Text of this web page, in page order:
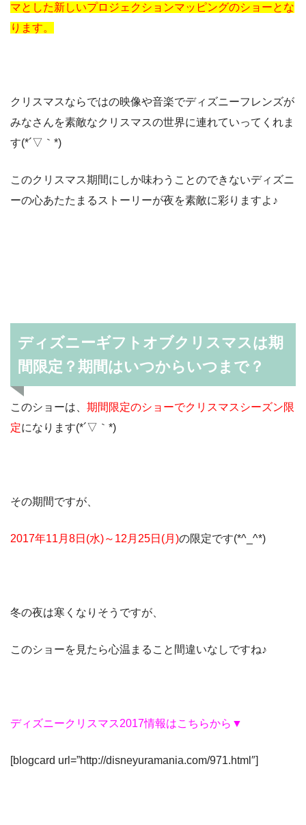
マとした新しいプロジェクションマッピングのショーとな
ります。
クリスマスならではの映像や音楽でディズニーフレンズが
みなさんを素敵なクリスマスの世界に連れていってくれま
す(*´▽｀*)
このクリスマス期間にしか味わうことのできないディズニ
ーの心あたたまるストーリーが夜を素敵に彩りますよ♪
ディズニーギフトオブクリスマスは期
間限定？期間はいつからいつまで？
このショーは、 期間限定のショーでクリスマスシーズン限
定になります(*´▽｀*)
その期間ですが、
2017年11月8日(水)～12月25日(月)の限定です(*^_^*)
冬の夜は寒くなりそうですが、
このショーを見たら心温まること間違いなしですね♪
ディズニークリスマス2017情報はこちらから▼
[blogcard url=”http://disneyuramania.com/971.html″]